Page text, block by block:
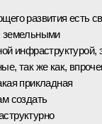
развития есть
земельными
инфраструктурой,
так же как,
прикладная
создать